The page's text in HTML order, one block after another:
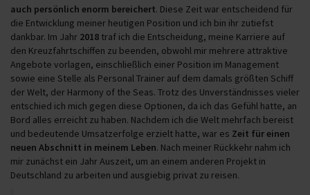
auch persönlich enorm bereichert. Diese Zeit war entscheidend für
die Entwicklung meiner heutigen Position und ich bin ihr zutiefst
dankbar. Im Jahr 2018 traf ich die Entscheidung, meine Karriere auf
den Kreuzfahrtschiffen zu beenden, obwohl mir mehrere attraktive
Angebote vorlagen, einschließlich einer Position im Management
sowie eine Stelle als Personal Trainer auf dem damals größten Schiff
der Welt, der Harmony of the Seas. Trotz des Unverständnisses vieler
entschied ich mich gegen diese Optionen, da ich das Gefühl hatte, an
Bord alles erreicht zu haben. Nachdem ich die Welt mehrfach bereist
und bedeutende Umsatzerfolge erzielt hatte, war es Zeit für einen
neuen Abschnitt in meinem Leben. Nach meiner Rückkehr nahm ich
mir zunächst ein Jahr Auszeit, um an einem anderen Projekt in
Deutschland zu arbeiten und ausgiebig privat zu reisen.